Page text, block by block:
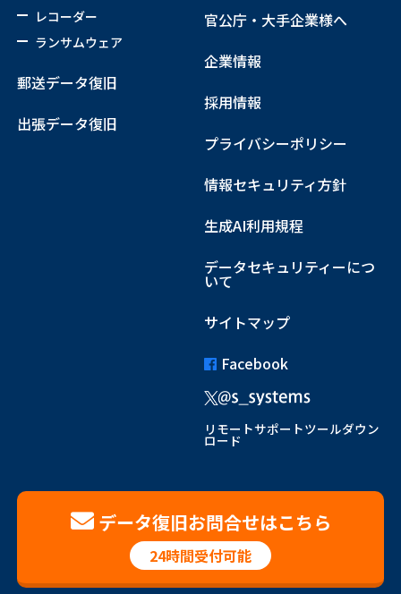
レコーダー
ランサムウェア
郵送データ復旧
出張データ復旧
官公庁・大手企業様へ
企業情報
採用情報
プライバシーポリシー
情報セキュリティ方針
生成AI利用規程
データセキュリティーにつ
いて
サイトマップ
Facebook
リモートサポートツールダウン
ロード
データ復旧お問合せはこちら
24時間受付可能